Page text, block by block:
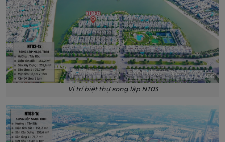
Xem toàn màn hình
Vị trí biệt thự song lập NT03